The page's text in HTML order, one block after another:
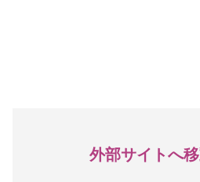
外部サイトへ